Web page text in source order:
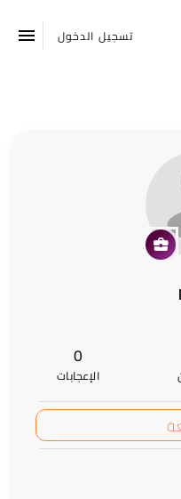
تسجيل الدخول
0
الإعجابات